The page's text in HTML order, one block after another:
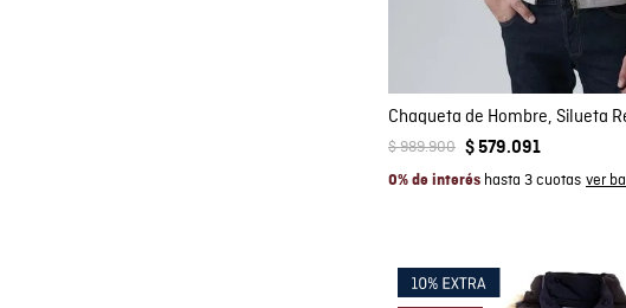
AGREGAR AL CARRITO
XXL
$989.900 $579.091
0% de interés hasta 3 cuotas